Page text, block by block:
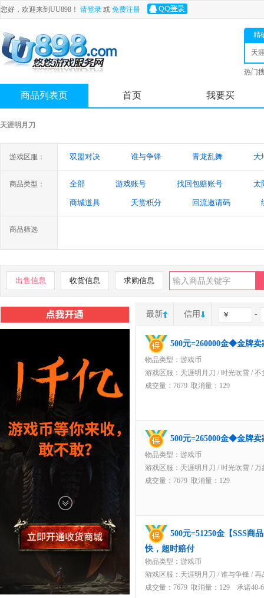
您好，欢迎来到UU898！ 请登录 或 免费注册
精
天
热门
商品列表页 首页 我要买
天涯明月刀
游戏区服： 双盟对决 谁与争锋 青龙乱舞 大
商品类型： 全部 游戏账号 找回包赔账号 太
商城道具 天赏积分 回流邀请码
商品筛选
出售信息 收货信息 求购信息
最新 信用 -
500元=260000金◆金牌
物品类型：游戏币
游戏区服： 天涯明月刀 / 时光吹雪 / 不
成交量：7679 取消量：129
500元=265000金◆金牌
物品类型：游戏币
游戏区服： 天涯明月刀 / 时光吹雪 / 万
成交量：7679 取消量：129
500元=51250金【SSS商
快，超时赔付
物品类型：游戏币
游戏区服： 天涯明月刀 / 谁与争锋 / 再
成交量：7679 取消量：129 承诺40-